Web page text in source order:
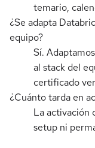
temario,
¿Se adapta
equipo?
Sí.
al stack del
certificado
¿Cuánto tarda en
La activación
setup ni